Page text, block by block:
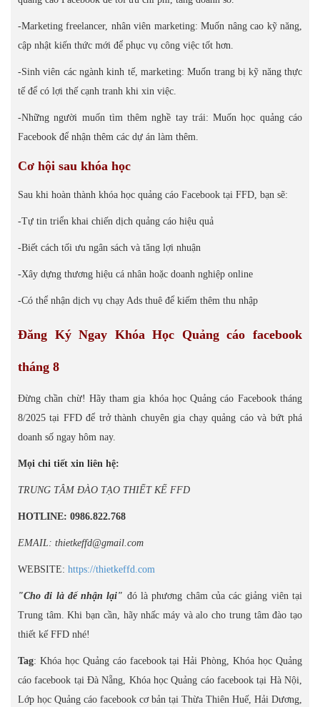
-Marketing freelancer, nhân viên marketing: Muốn nâng cao kỹ năng,
cập nhật kiến thức mới để phục vụ công việc tốt hơn.
-Sinh viên các ngành kinh tế, marketing: Muốn trang bị kỹ năng thực
tế để có lợi thế cạnh tranh khi xin việc.
-Những người muốn tìm thêm nghề tay trái: Muốn học quảng cáo
Facebook để nhận thêm các dự án làm thêm.
Cơ hội sau khóa học
Sau khi hoàn thành khóa học quảng cáo Facebook tại FFD, bạn sẽ:
-Tự tin triển khai chiến dịch quảng cáo hiệu quả
-Biết cách tối ưu ngân sách và tăng lợi nhuận
-Xây dựng thương hiệu cá nhân hoặc doanh nghiệp online
-Có thể nhận dịch vụ chạy Ads thuê để kiếm thêm thu nhập
Đăng Ký Ngay Khóa Học Quảng cáo facebook
tháng 8
Đừng chần chừ! Hãy tham gia khóa học Quảng cáo Facebook tháng
8/2025 tại FFD để trở thành chuyên gia chạy quảng cáo và bứt phá
doanh số ngay hôm nay.
Mọi chi tiết xin liên hệ:
TRUNG TÂM ĐÀO TẠO THIẾT KẾ FFD
HOTLINE: 0986.822.768
EMAIL: thietkeffd@gmail.com
WEBSITE: https://thietkeffd.com
"Cho đi là để nhận lại" đó là phương châm của các giảng viên tại
Trung tâm. Khi bạn cần, hãy nhấc máy và alo cho trung tâm đào tạo
thiết kế FFD nhé!
Tag: Khóa học Quảng cáo facebook tại Hải Phòng, Khóa học Quảng
cáo facebook tại Đà Nẵng, Khóa học Quảng cáo facebook tại Hà Nội,
Lớp học Quảng cáo facebook cơ bản tại Thừa Thiên Huế, Hải Dương,